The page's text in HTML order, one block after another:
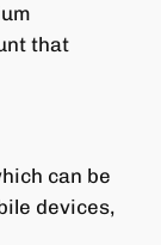
that
can be
devices,